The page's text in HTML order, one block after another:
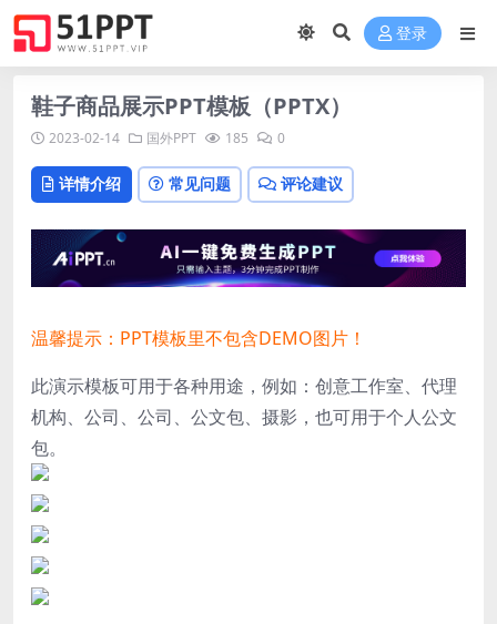
登录
鞋子商品展示PPT模板（PPTX）
2023-02-14 国外PPT 185 0
详情介绍 常见问题 评论建议
温馨提示：PPT模板里不包含DEMO图片！
此演示模板可用于各种用途，例如：创意工作室、代理
机构、公司、公司、公文包、摄影，也可用于个人公文
包。